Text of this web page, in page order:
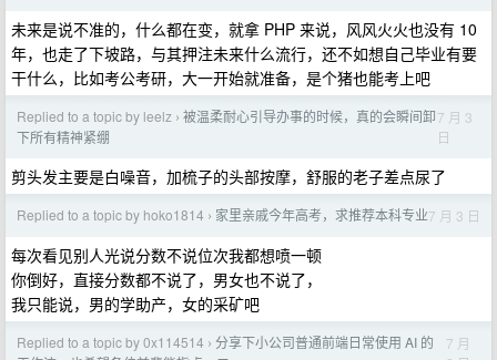
未来是说不准的，什么都在变，就拿 PHP 来说，风风火火也没有 10
年，也走了下坡路，与其押注未来什么流行，还不如想自己毕业有要
干什么，比如考公考研，大一开始就准备，是个猪也能考上吧
Replied to a topic by leelz › 被温柔耐心引导办事的时候，真的会瞬间卸
下所有精神紧绷
7 月 3
日
剪头发主要是白噪音，加梳子的头部按摩，舒服的老子差点尿了
Replied to a topic by hoko1814 › 家里亲戚今年高考，求推荐本科专业7 月 3 日
每次看见别人光说分数不说位次我都想喷一顿
你倒好，直接分数都不说了，男女也不说了，
我只能说，男的学助产，女的采矿吧
Replied to a topic by 0x114514 › 分享下小公司普通前端日常使用 AI 的
7 月